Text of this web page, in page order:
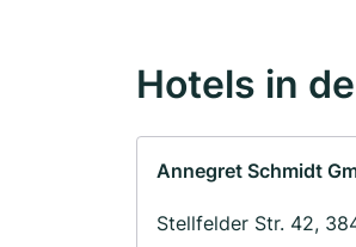
Hotels in
Annegret Schmidt
Stellfelder Str. 42,